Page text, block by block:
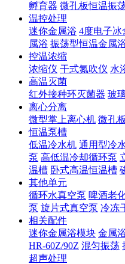
孵育器 微孔板恒温振
温控处理
迷你金属浴 4度电子冰
属浴 振荡型恒温金属
控温浓缩
浓缩仪 干式氮吹仪 水
高温灭菌
红外接种环灭菌器 玻
离心分离
微型掌上离心机 微孔
恒温泵槽
低温冷水机 通用型冷
泵 高低温冷却循环泵
温槽 卧式高温恒温槽
其他单元
循环水真空泵 啤酒老
泵 旋片式真空泵 冷冻
相关配件
迷你金属浴模块 金属
HR-60Z/90Z 混匀振荡
超声处理